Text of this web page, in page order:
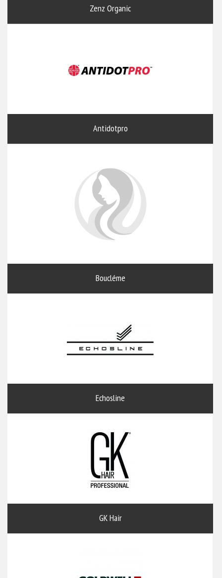
Zenz Organic
Antidotpro
Boucléme
Echosline
GK Hair